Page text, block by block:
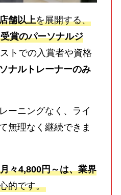
舗以上を展開する、
賞のパーソナルジ
トでの入賞者や資格
ナルトレーナーのみ
ーニングなく、ライ
無理なく継続できま
月々4,800円～は、業界
的です。